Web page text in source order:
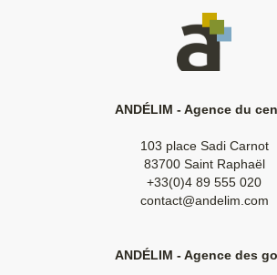
ANDÉLIM - Agence du
103 place Sadi Carnot
83700 Saint Raphaël
+33(0)4 89 555 020
contact@andelim.com
ANDÉLIM - Agence des